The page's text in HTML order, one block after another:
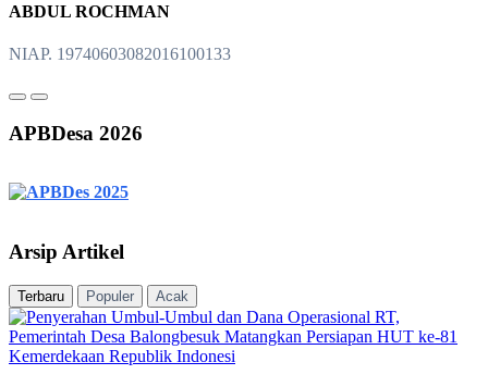
ABDUL ROCHMAN
NIAP. 19740603082016100133
APBDesa 2026
Arsip Artikel
Terbaru Populer Acak